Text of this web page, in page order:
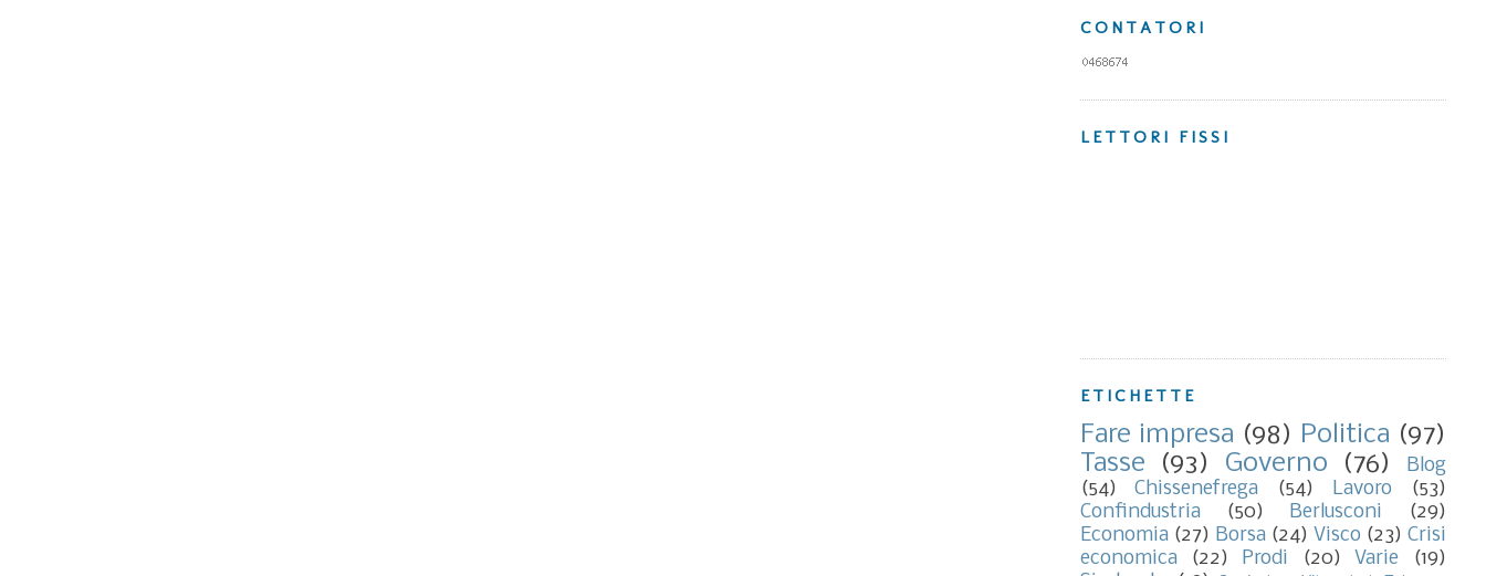
CONTATORI
LETTORI FISSI
ETICHETTE
Fare impresa (98) Politica (97)
Tasse
(93) Governo (76)
Blog
(54)
Chissenefrega (54) Lavoro
(53)
Confindustria
(50) Berlusconi
(29)
Economia (27) Borsa (24) Visco (23) Crisi
economica
(22) Prodi (20) Varie
(19)